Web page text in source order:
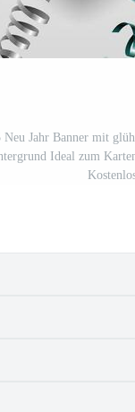
Neu Jahr Banner mit
Ideal zum